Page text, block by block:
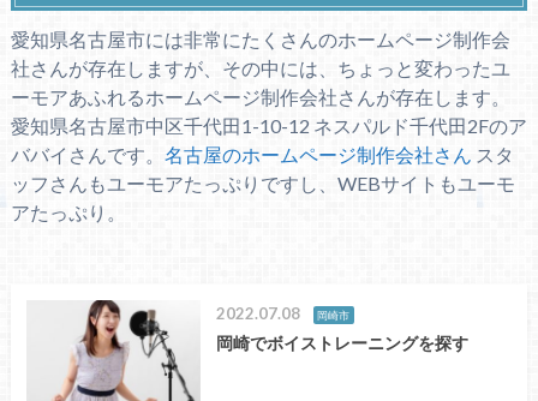
愛知県名古屋市には非常にたくさんのホームページ制作会
社さんが存在しますが、その中には、ちょっと変わったユ
ーモアあふれるホームページ制作会社さんが存在します。
愛知県名古屋市中区千代田1-10-12 ネスパルド千代田2Fのア
ババイさんです。 名古屋のホームページ制作会社さん スタ
ッフさんもユーモアたっぷりですし、WEBサイトもユーモ
アたっぷり。
2022.07.08 岡崎市
岡崎でボイストレーニングを探す